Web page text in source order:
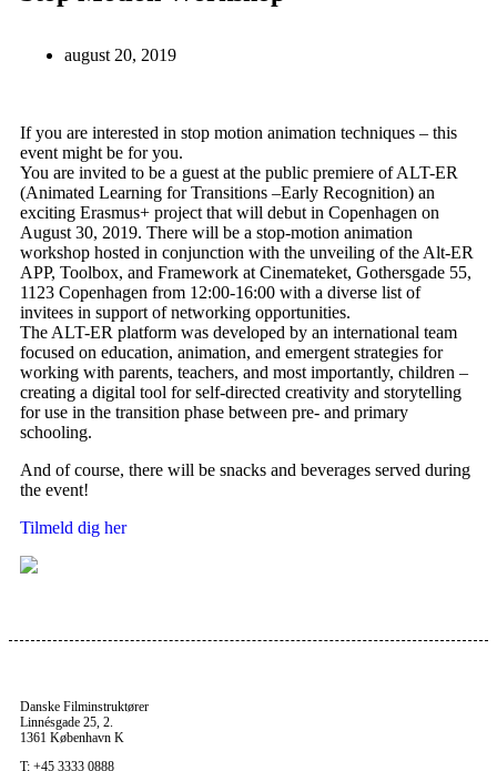
august 20, 2019
If you are interested in stop motion animation techniques – this
event might be for you.
You are invited to be a guest at the public premiere of ALT-ER
(Animated Learning for Transitions –Early Recognition) an
exciting Erasmus+ project that will debut in Copenhagen on
August 30, 2019. There will be a stop-motion animation
workshop hosted in conjunction with the unveiling of the Alt-ER
APP, Toolbox, and Framework at Cinemateket, Gothersgade 55,
1123 Copenhagen from 12:00-16:00 with a diverse list of
invitees in support of networking opportunities.
The ALT-ER platform was developed by an international team
focused on education, animation, and emergent strategies for
working with parents, teachers, and most importantly, children –
creating a digital tool for self-directed creativity and storytelling
for use in the transition phase between pre- and primary
schooling.
And of course, there will be snacks and beverages served during
the event!
Tilmeld dig her
Danske Filminstruktører
Linnésgade 25, 2.
1361 København K
T: +45 3333 0888